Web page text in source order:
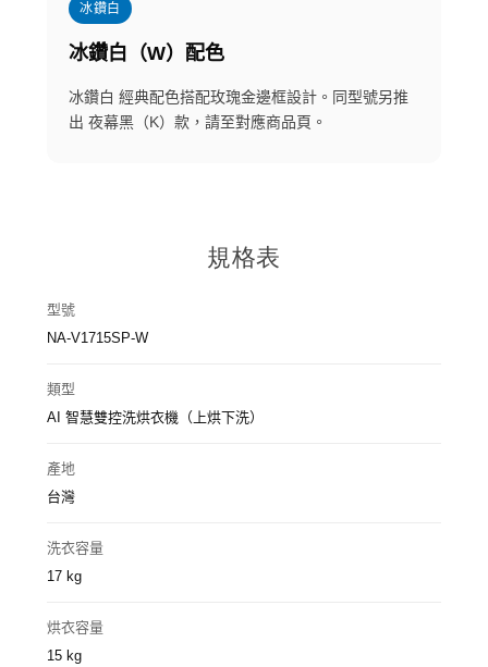
冰鑽白
冰鑽白（W）配色
冰鑽白 經典配色搭配玫瑰金邊框設計。同型號另推
出 夜幕黑（K）款，請至對應商品頁。
規格表
型號
NA-V1715SP-W
類型
AI 智慧雙控洗烘衣機（上烘下洗）
產地
台灣
洗衣容量
17 kg
烘衣容量
15 kg